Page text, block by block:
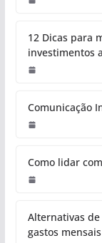
12 Dicas para
investimentos
Comunicação
Como lidar
Alternativas
gastos mensais